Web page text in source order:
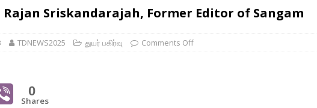
[ August 3, 2026 ] A Response to Professor Jonathan Goodhand: Why Academics Must
Reconsider Tamil Sovereignty
IMPORTANT
Massachusetts
[ August 2, 2026 ]
Sriskandarajah, Former Editor of Sangam
TDNEWS2025 துயர் பகிர்வு Comments Off
0
Shares